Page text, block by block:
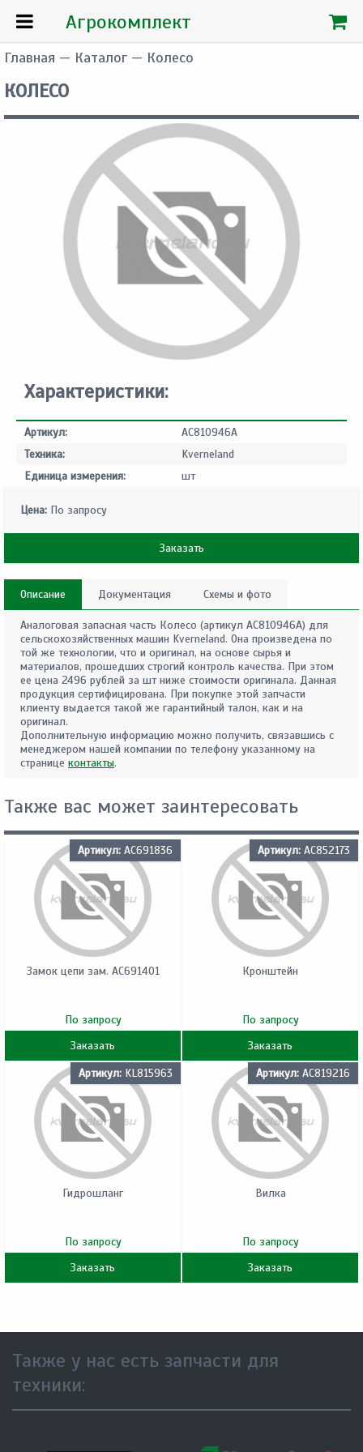
Главная — Каталог — Колесо
КОЛЕСО
Характеристики:
Артикул:
AC810946A
Техника:
Kverneland
Единица измерения:
шт
Цена: По запросу
Заказать
Описание Документация Схемы и фото
Аналоговая запасная часть Колесо (артикул AC810946A) для
сельскохозяйственных машин Kverneland. Она произведена по
той же технологии, что и оригинал, на основе сырья и
материалов, прошедших строгий контроль качества. При этом
ее цена 2496 рублей за шт ниже стоимости оригинала. Данная
продукция сертифицирована. При покупке этой запчасти
клиенту выдается такой же гарантийный талон, как и на
оригинал.
Дополнительную информацию можно получить, связавшись с
менеджером нашей компании по телефону указанному на
странице контакты.
Также вас может заинтересовать
Артикул: AC691836
Замок цепи зам. AC691401
По запросу
Заказать
Артикул: AC852173
Кронштейн
По запросу
Заказать
Артикул: KL815963
Гидрошланг
По запросу
Заказать
Артикул: AC819216
Вилка
По запросу
Заказать
Также у нас есть запчасти для
техники:
Агрокомплект